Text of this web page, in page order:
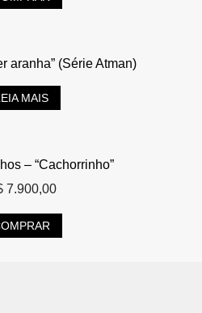
aranha” (Série Atman)
MAIS
– “Cachorrinho”
7.900,00